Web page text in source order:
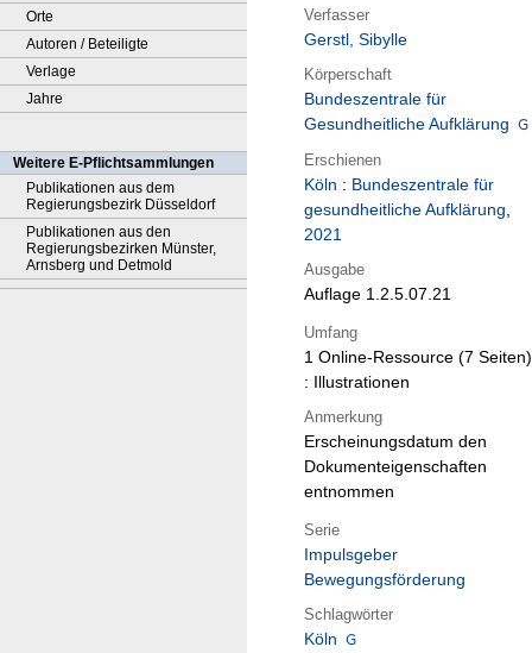
Orte
Autoren / Beteiligte
Verlage
Jahre
Weitere E-Pflichtsammlungen
Publikationen aus dem
Regierungsbezirk Düsseldorf
Publikationen aus den
Regierungsbezirken Münster,
Arnsberg und Detmold
Verfasser
Gerstl, Sibylle
Körperschaft
Bundeszentrale für
Gesundheitliche Aufklärung
Erschienen
Köln : Bundeszentrale für
gesundheitliche Aufklärung,
2021
Ausgabe
Auflage 1.2.5.07.21
Umfang
1 Online-Ressource (7 Seiten)
: Illustrationen
Anmerkung
Erscheinungsdatum den
Dokumenteigenschaften
entnommen
Serie
Impulsgeber
Bewegungsförderung
Schlagwörter
Köln